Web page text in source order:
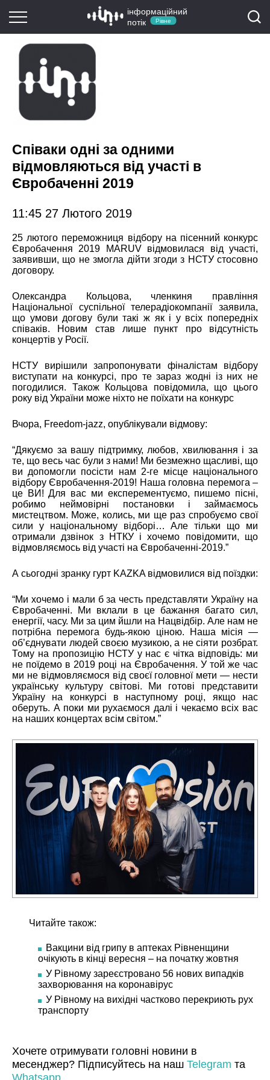
інформаційний
потік
Рівне
Співаки одні за одними
відмовляються від участі в
Євробаченні 2019
11:45 27 Лютого 2019
25 лютого переможниця відбору на пісенний конкурс
Євробачення 2019 MARUV відмовилася від участі,
заявивши, що не змогла дійти згоди з НСТУ стосовно
договору.
Олександра Кольцова, членкиня правління
Національної суспільної телерадіокомпанії заявила,
що умови догову були такі ж як і у всіх попередніх
співаків. Новим став лише пункт про відсутність
концертів у Росії.
НСТУ вирішили запропонувати фіналістам відбору
виступати на конкурсі, про те зараз жодні із них не
погодилися. Також Кольцова повідомила, що цього
року від України може ніхто не поїхати на конкурс
Вчора, Freedom-jazz, опублікували відмову:
“Дякуємо за вашу підтримку, любов, хвилювання і за
те, що весь час були з нами! Ми безмежно щасливі, що
ви допомогли посісти нам 2-ге місце національного
відбору Євробачення-2019! Наша головна перемога –
це ВИ! Для вас ми експерементуємо, пишемо пісні,
робимо неймовірні постановки і займаємось
мистецтвом. Може, колись, ми ще раз спробуємо свої
сили у національному відборі…Але тільки що ми
отримали дзвінок з НТКУ і хочемо повідомити, що
відмовляємось від участі на Євробаченні-2019.”
А сьогодні зранку гурт KAZKA відмовилися від поїздки:
“Ми хочемо i мали б за честь представляти Україну на
Євробаченні. Ми вклали в це бажання багато сил,
енергії, часу. Ми за цим йшли на Нацвiдбiр. Але нам не
потрібна перемога будь-якою ціною. Наша місія —
об’єднувати людей своєю музикою, а не сіяти розбрат.
Тому на пропозицію НСТУ у нас є чітка відповідь: ми
не поїдемо в 2019 році на Євробачення. У той же час
ми не відмовляємося від своєї головної мети — нести
українську культуру світові. Ми готові представити
Україну на конкурсi в наступному році, якщо нас
оберуть. А поки ми рухаємося далі і чекаємо всіх вас
на наших концертах всiм свiтом.”
Читайте також:
Вакцини від грипу в аптеках Рівненщини
очікують в кінці вересня – на початку жовтня
У Рівному зареєстровано 56 нових випадків
захворювання на коронавірус
У Рівному на вихідні частково перекриють рух
транспорту
Хочете отримувати головні новини в
месенджер? Підписуйтесь на наш Telegram та